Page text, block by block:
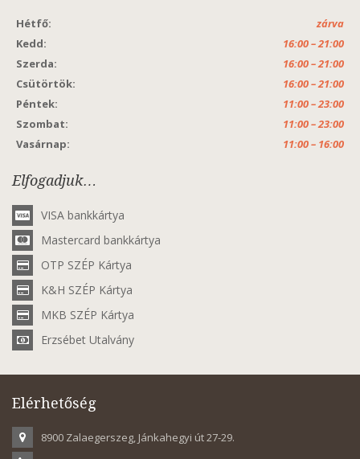
Hétfő:
zárva
Kedd:
16:00 – 21:00
Szerda:
16:00 – 21:00
Csütörtök:
16:00 – 21:00
Péntek:
11:00 – 23:00
Szombat:
11:00 – 23:00
Vasárnap:
11:00 – 16:00
Elfogadjuk…
VISA bankkártya
Mastercard bankkártya
OTP SZÉP Kártya
K&H SZÉP Kártya
MKB SZÉP Kártya
Erzsébet Utalvány
Elérhetőség
8900 Zalaegerszeg, Jánkahegyi út 27-29.